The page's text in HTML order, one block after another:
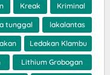
Kreak Kriminal
tunggal lakalantas
Ledakan Klambu
Lithium Grobogan